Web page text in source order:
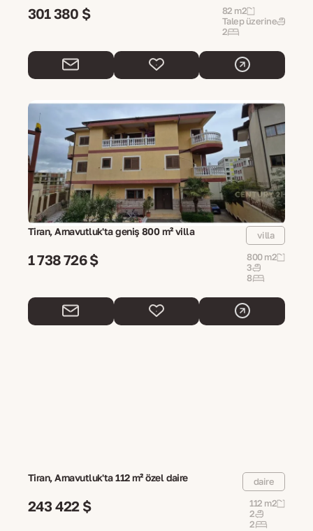
301 380 $
82 m2
Talep üzerine
2
Tiran, Arnavutluk'ta geniş 800 m² villa villa
1 738 726 $
800 m2
3
8
Tiran, Arnavutluk'ta 112 m² özel daire daire
243 422 $
112 m2
2
2